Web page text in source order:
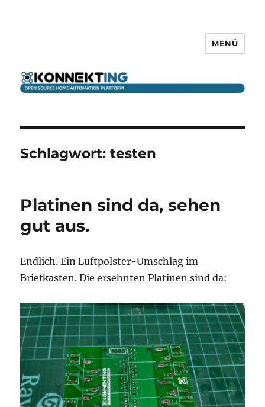
MENÜ
Schlagwort:testen
Platinen sind da, sehen
gut aus.
Endlich. Ein Luftpolster-Umschlag im
Briefkasten. Die ersehnten Platinen sind da: